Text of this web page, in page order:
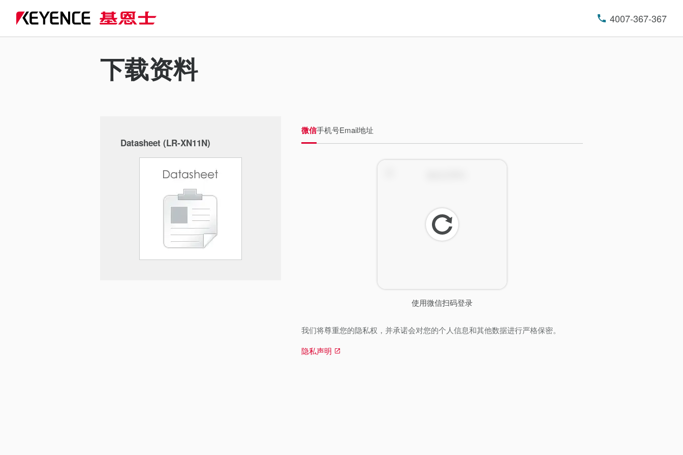
4007-367-367
下载资料
Datasheet (LR-XN11N)
微信手机号Email地址
使用微信扫码登录
刷
新
我们将尊重您的隐私权，并承诺会对您的个人信息和其他数据进行严格保密。
隐私声明